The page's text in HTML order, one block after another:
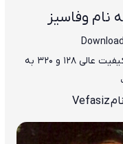
وفاسیز
با دو کیفیت عالی ۱۲۸ و ۳۲۰ به
Vefasiz